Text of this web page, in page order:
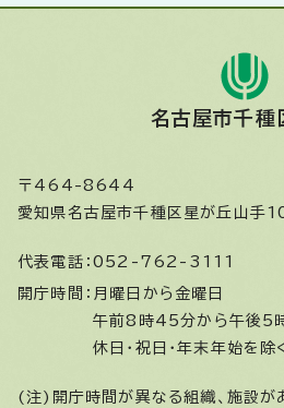
名古屋市千種
〒464-8644
愛知県名古屋市千種区星が丘山手
代表電話： 052-762-3111
開庁時間： 月曜日から金曜日
午前8時45分から午後5
休日・祝日・年末年始を除
(注)開庁時間が異なる組織、施設が